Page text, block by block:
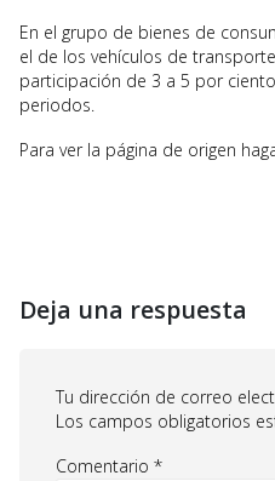
En el grupo de bienes de
el de los vehículos de
participación de 3 a 5 por
periodos.
Para ver la página de origen
Deja una respuesta
Tu dirección de correo
Los campos obligatorios
Comentario *